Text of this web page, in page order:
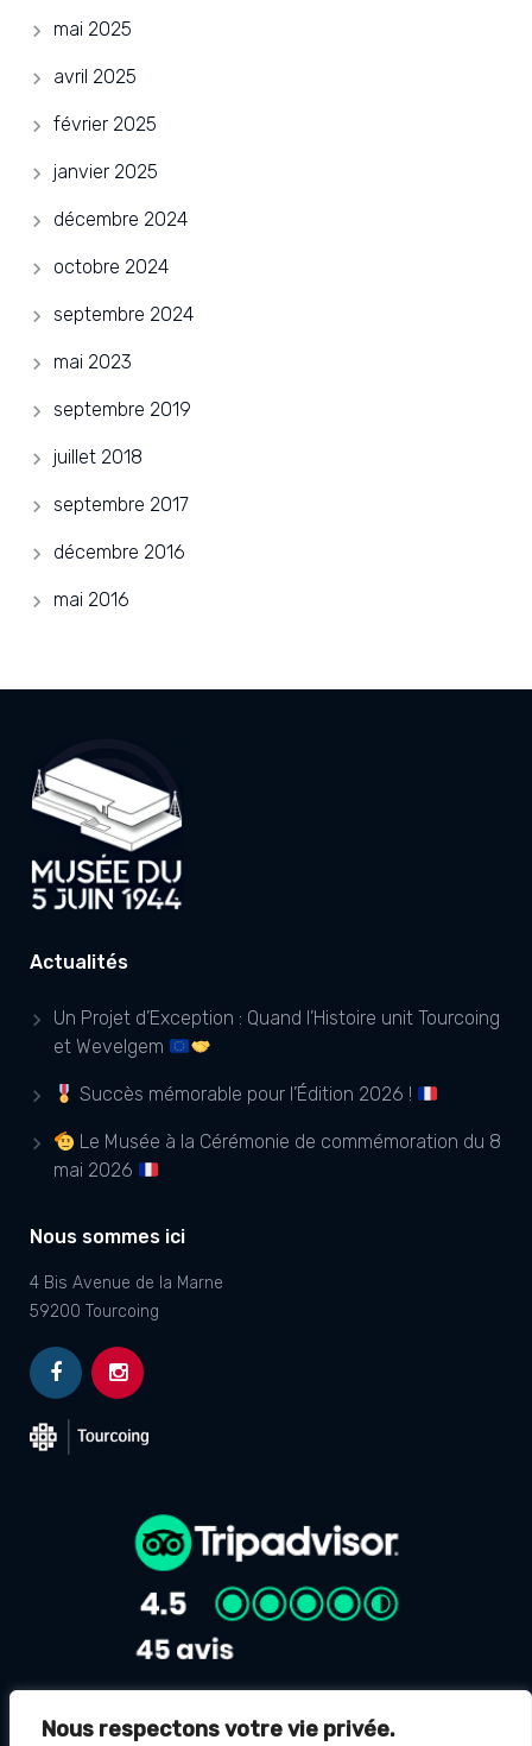
Nous respectons votre vie privée.
mai 2025
avril 2025
février 2025
janvier 2025
décembre 2024
octobre 2024
septembre 2024
mai 2023
septembre 2019
juillet 2018
septembre 2017
décembre 2016
mai 2016
Actualités
Un Projet d’Exception : Quand l’Histoire unit Tourcoing
et Wevelgem
Succès mémorable pour l’Édition 2026 !
Le Musée à la Cérémonie de commémoration du 8
mai 2026
Nous sommes ici
4 Bis Avenue de la Marne
59200 Tourcoing
Avis Google